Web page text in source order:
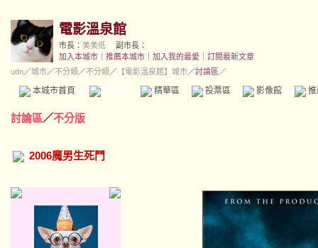
電影溫泉館
市長： 美美低
副市長：
加入本城市
推薦本城市 加入我的最愛
訂閱最新文章
udn／城市／不分類 ／不分類 ／ 【電影溫泉館】城市／討論區／
本城市首頁 精華區 投票區 影像館
討論區／不分版
2006魔男生死鬥